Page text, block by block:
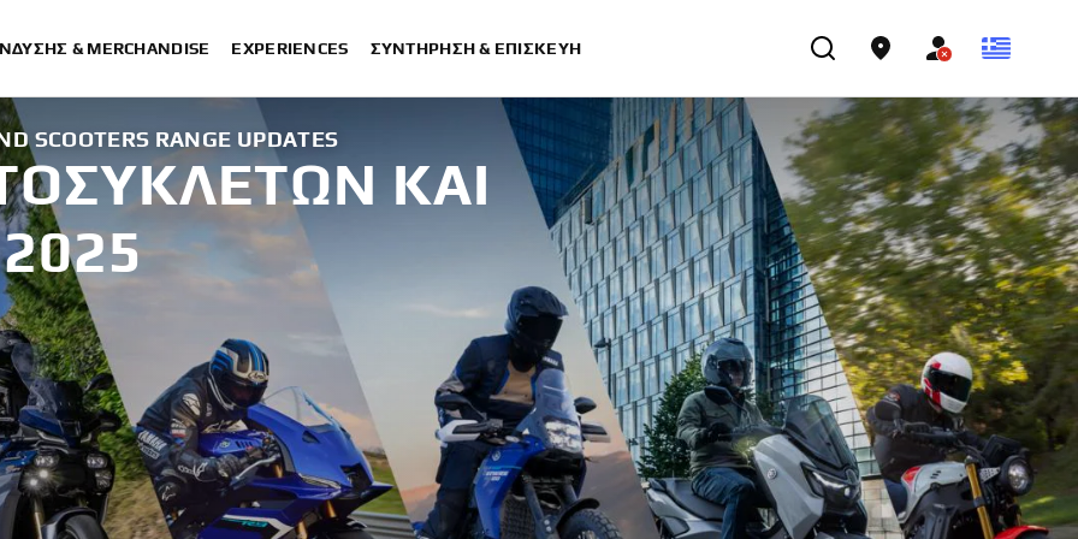
& MERCHANDISE EXPERIENCES ΣΥΝΤΉΡΗΣΗ & ΕΠΙΣΚΕΥΉ
SCOOTERS RANGE UPDATES
ΚΑΙ